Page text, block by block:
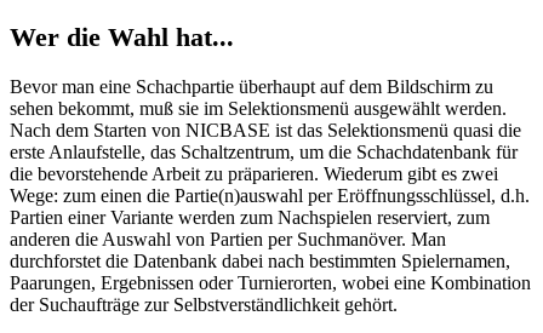
Wer die Wahl hat...
Bevor man eine Schachpartie überhaupt auf dem Bildschirm zu
sehen bekommt, muß sie im Selektionsmenü ausgewählt werden.
Nach dem Starten von NICBASE ist das Selektionsmenü quasi die
erste Anlaufstelle, das Schaltzentrum, um die Schachdatenbank für
die bevorstehende Arbeit zu präparieren. Wiederum gibt es zwei
Wege: zum einen die Partie(n)auswahl per Eröffnungsschlüssel, d.h.
Partien einer Variante werden zum Nachspielen reserviert, zum
anderen die Auswahl von Partien per Suchmanöver. Man
durchforstet die Datenbank dabei nach bestimmten Spielernamen,
Paarungen, Ergebnissen oder Turnierorten, wobei eine Kombination
der Suchaufträge zur Selbstverständlichkeit gehört.